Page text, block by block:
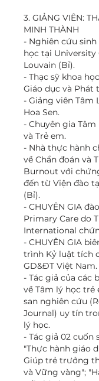
3. GIẢNG VIÊN:
MINH THÀNH
- Nghiên cứu sinh
học tại University
Louvain (Bỉ).
- Thạc sỹ khoa
Giáo dục và Phát
- Giảng viên Tâm
Hoa Sen.
- Chuyên gia
và Trẻ em.
- Nhà thực hành
về Chẩn đoán và
Burnout với
đến từ Viện đào
(Bỉ).
- CHUYÊN GIA
Primary Care do
International
- CHUYÊN GIA
trình Kỷ luật tích
GD&ĐT Việt Nam.
- Tác giả của các
về Tâm lý học trẻ
san nghiên cứu
Journal) uy tín
lý học.
- Tác giả 02 cuốn
"Thực hành giáo
Giúp trẻ trưởng
và Vững vàng";